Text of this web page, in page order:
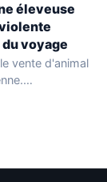
éleveuse
voyage
vente d'animal